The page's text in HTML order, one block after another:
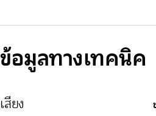
ข้อมูลทางเทคนิค
เสียง